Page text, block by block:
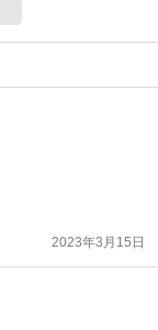
2023年3月15日